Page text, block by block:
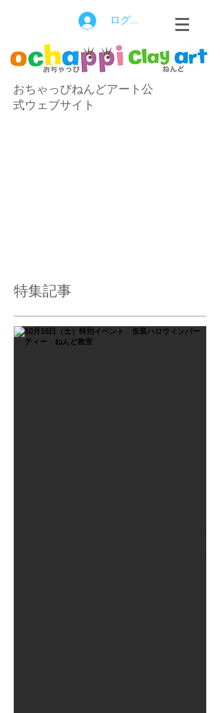
ログイン
おちゃっぴねんどアート公
式ウェブサイト
特集記事